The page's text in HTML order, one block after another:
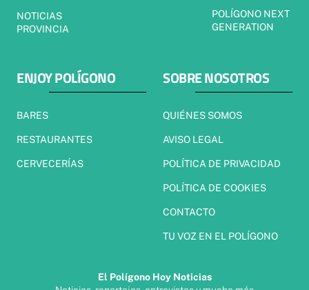
NOTICIAS
PROVINCIA
POLÍGONO NEXT
GENERATION
ENJOY POLÍGONO
BARES
RESTAURANTES
CERVECERÍAS
SOBRE NOSOTROS
QUIÉNES SOMOS
AVISO LEGAL
POLÍTICA DE PRIVACIDAD
POLÍTICA DE COOKIES
CONTACTO
TU VOZ EN EL POLÍGONO
El Polígono Hoy Noticias